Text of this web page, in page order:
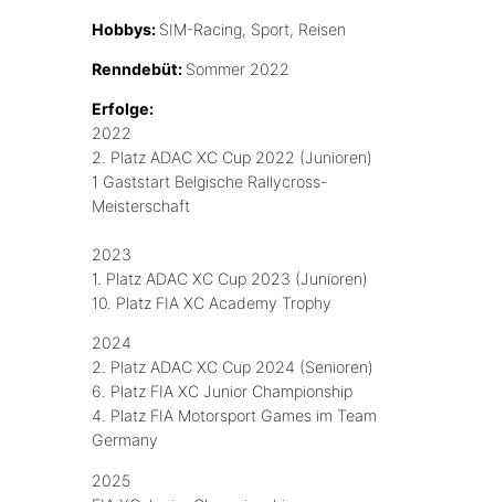
Hobbys: SIM-Racing, Sport, Reisen
Renndebüt: Sommer 2022
Erfolge:
2022
2. Platz ADAC XC Cup 2022 (Junioren)
1 Gaststart Belgische Rallycross-
Meisterschaft
2023
1. Platz ADAC XC Cup 2023 (Junioren)
10. Platz FIA XC Academy Trophy
2024
2. Platz ADAC XC Cup 2024 (Senioren)
6. Platz FIA XC Junior Championship
4. Platz FIA Motorsport Games im Team
Germany
2025